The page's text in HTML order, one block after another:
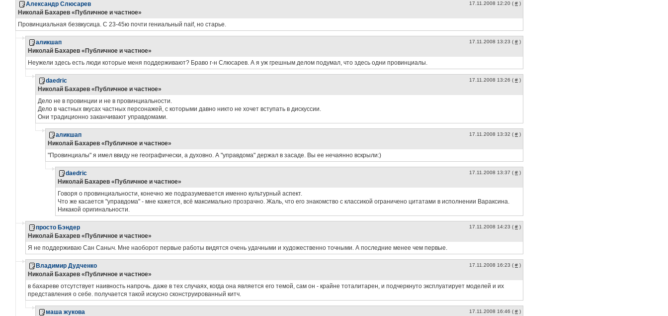
Александр Слюсарев
Николай Бахарев «Публичное и частное»
17.11.2008 12:20 ( # )
Провинциальная безвкусица. С 23-45ю почти гениальный naif, но старье.
аликшап
Николай Бахарев «Публичное и частное»
17.11.2008 13:23 ( # )
Неужели здесь есть люди которые меня поддерживают? Браво г-н Слюсарев. А я уж грешным делом подумал, что здесь одни провинциалы.
daedric
Николай Бахарев «Публичное и частное»
17.11.2008 13:26 ( # )
Дело не в провинции и не в провинциальности.
Дело в частных вкусах частных персонажей, с которыми давно никто не хочет вступать в дискуссии.
Они традиционно заканчивают управдомами.
аликшап
Николай Бахарев «Публичное и частное»
17.11.2008 13:32 ( # )
"Провинциалы" я имел ввиду не географически, а духовно. А "управдома" держал в засаде. Вы ее нечаянно вскрыли:)
daedric
Николай Бахарев «Публичное и частное»
17.11.2008 13:37 ( # )
Говоря о провинциальности, конечно же подразумевается именно культурный аспект.
Что же касается "управдома" - мне кажется, всё максимально прозрачно. Жаль, что его знакомство с классикой ограничено цитатами в исполнении Вараксина.
Никакой оригинальности.
просто Бэндер
Николай Бахарев «Публичное и частное»
17.11.2008 14:23 ( # )
Я не поддерживаю Сан Саныч. Мне наоборот первые работы видятся очень удачными и художественно точными. А последние менее чем первые.
Владимир Дудченко
Николай Бахарев «Публичное и частное»
17.11.2008 16:23 ( # )
в бахареве отсутствует наивность напрочь. даже в тех случаях, когда она является его темой, сам он - крайне тоталитарен, и подчеркнуто эксплуатирует моделей и их
представления о себе. получается такой искусно сконструированный китч.
маша жукова
17.11.2008 16:46 ( # )